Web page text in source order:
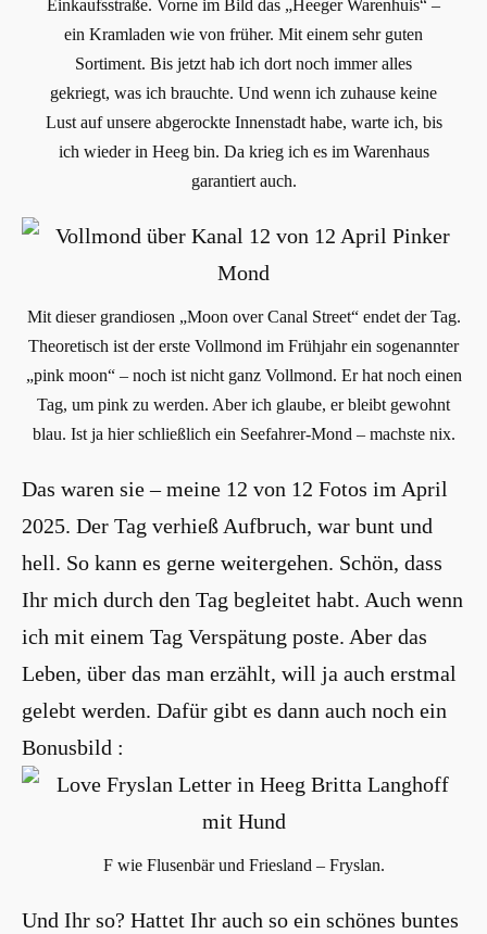
Einkaufsstraße. Vorne im Bild das „Heeger Warenhuis“ –
ein Kramladen wie von früher. Mit einem sehr guten
Sortiment. Bis jetzt hab ich dort noch immer alles
gekriegt, was ich brauchte. Und wenn ich zuhause keine
Lust auf unsere abgerockte Innenstadt habe, warte ich, bis
ich wieder in Heeg bin. Da krieg ich es im Warenhaus
garantiert auch.
Mit dieser grandiosen „Moon over Canal Street“ endet der Tag.
Theoretisch ist der erste Vollmond im Frühjahr ein sogenannter
„pink moon“ – noch ist nicht ganz Vollmond. Er hat noch einen
Tag, um pink zu werden. Aber ich glaube, er bleibt gewohnt
blau. Ist ja hier schließlich ein Seefahrer-Mond – machste nix.
Das waren sie – meine 12 von 12 Fotos im April
2025. Der Tag verhieß Aufbruch, war bunt und
hell. So kann es gerne weitergehen. Schön, dass
Ihr mich durch den Tag begleitet habt. Auch wenn
ich mit einem Tag Verspätung poste. Aber das
Leben, über das man erzählt, will ja auch erstmal
gelebt werden. Dafür gibt es dann auch noch ein
Bonusbild :
F wie Flusenbär und Friesland – Fryslan.
Und Ihr so? Hattet Ihr auch so ein schönes buntes